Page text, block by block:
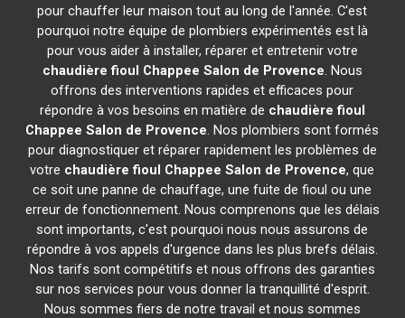
pour chauffer leur maison tout au long de l'année. C'est
pourquoi notre équipe de plombiers expérimentés est là
pour vous aider à installer, réparer et entretenir votre
chaudière fioul Chappee Salon de Provence. Nous
offrons des interventions rapides et efficaces pour
répondre à vos besoins en matière de chaudière fioul
Chappee Salon de Provence. Nos plombiers sont formés
pour diagnostiquer et réparer rapidement les problèmes de
votre chaudière fioul Chappee Salon de Provence, que
ce soit une panne de chauffage, une fuite de fioul ou une
erreur de fonctionnement. Nous comprenons que les délais
sont importants, c'est pourquoi nous nous assurons de
répondre à vos appels d'urgence dans les plus brefs délais.
Nos tarifs sont compétitifs et nous offrons des garanties
sur nos services pour vous donner la tranquillité d'esprit.
Nous sommes fiers de notre travail et nous sommes